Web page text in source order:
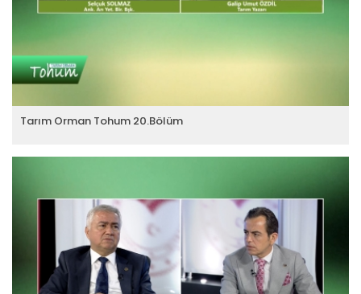
Tarım Orman Tohum 20.Bölüm